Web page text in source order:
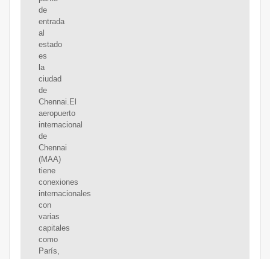
de
entrada
al
estado
es
la
ciudad
de
Chennai.El
aeropuerto
internacional
de
Chennai
(MAA)
tiene
conexiones
internacionales
con
varias
capitales
como
París,